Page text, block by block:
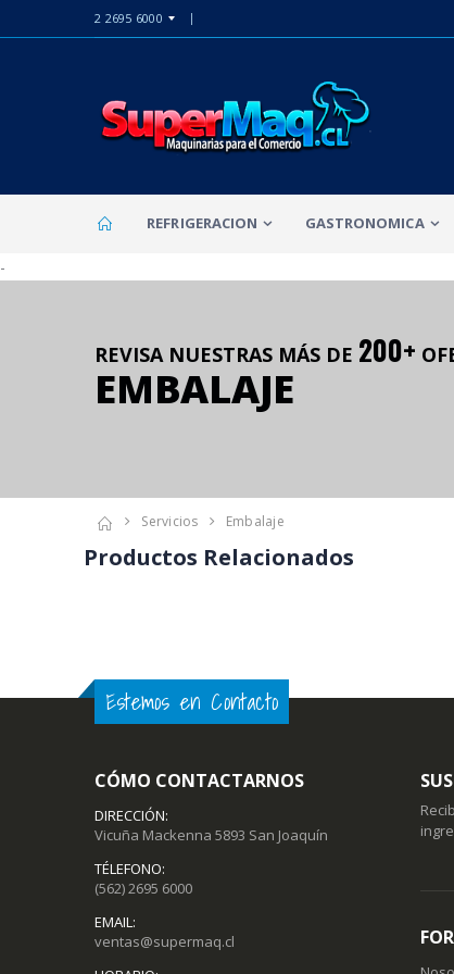
2 2695 6000
REFRIGERACION GASTRONOMICA
-
REVISA NUESTRAS MÁS DE 200+
EMBALAJE
Servicios Embalaje
Productos Relacionados
Estemos en Contacto
CÓMO CONTACTARNOS
DIRECCIÓN:
Vicuña Mackenna 5893 San Joaquín
TÉLEFONO:
(562) 2695 6000
EMAIL:
ventas@supermaq.cl